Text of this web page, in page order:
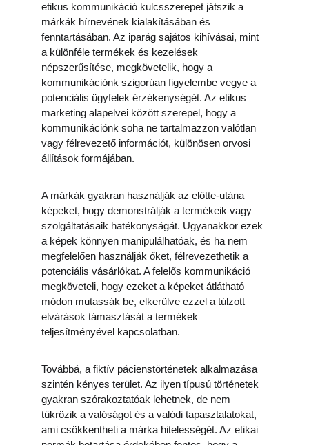
etikus kommunikáció kulcsszerepet játszik a
márkák hírnevének kialakításában és
fenntartásában. Az iparág sajátos kihívásai, mint
a különféle termékek és kezelések
népszerűsítése, megkövetelik, hogy a
kommunikációnk szigorúan figyelembe vegye a
potenciális ügyfelek érzékenységét. Az etikus
marketing alapelvei között szerepel, hogy a
kommunikációnk soha ne tartalmazzon valótlan
vagy félrevezető információt, különösen orvosi
állítások formájában.
A márkák gyakran használják az előtte-utána
képeket, hogy demonstrálják a termékeik vagy
szolgáltatásaik hatékonyságát. Ugyanakkor ezek
a képek könnyen manipulálhatóak, és ha nem
megfelelően használják őket, félrevezethetik a
potenciális vásárlókat. A felelős kommunikáció
megköveteli, hogy ezeket a képeket átlátható
módon mutassák be, elkerülve ezzel a túlzott
elvárások támasztását a termékek
teljesítményével kapcsolatban.
Továbbá, a fiktív pácienstörténetek alkalmazása
szintén kényes terület. Az ilyen típusú történetek
gyakran szórakoztatóak lehetnek, de nem
tükrözik a valóságot és a valódi tapasztalatokat,
ami csökkentheti a márka hitelességét. Az etikai